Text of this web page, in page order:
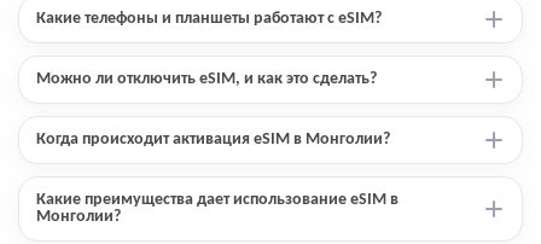
Какие телефоны и планшеты работают с eSIM?
Можно ли отключить eSIM, и как это сделать?
Когда происходит активация eSIM в Монголии?
Какие преимущества дает использование eSIM в
Монголии?